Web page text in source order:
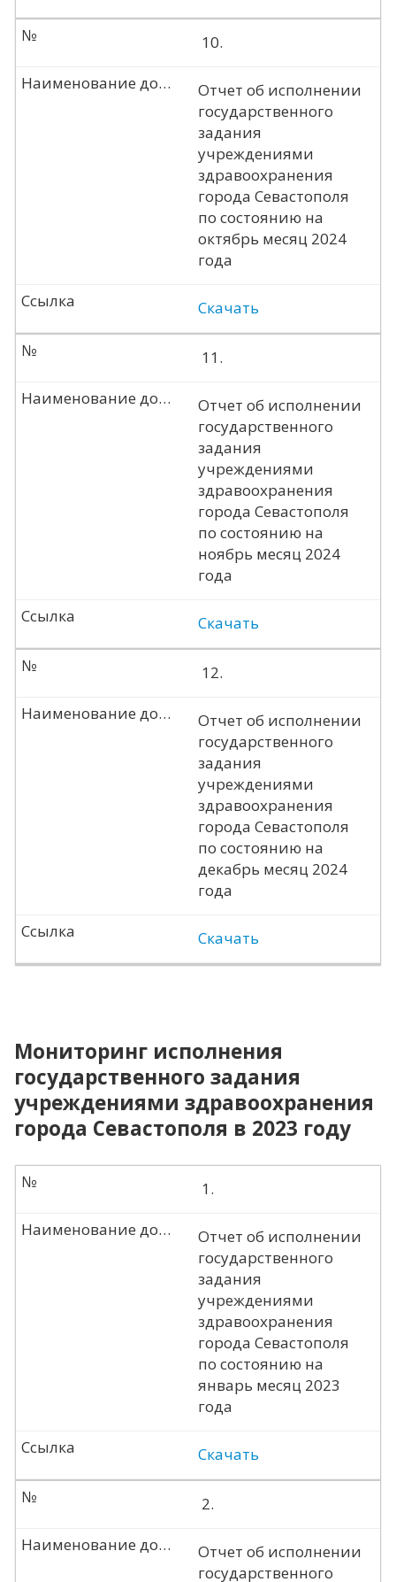
10.
№
Отчет об исполнении
государственного
задания
учреждениями
здравоохранения
города Севастополя
по состоянию на
октябрь месяц 2024
года
Наименование документа
Скачать
Ссылка
11.
№
Отчет об исполнении
государственного
задания
учреждениями
здравоохранения
города Севастополя
по состоянию на
ноябрь месяц 2024
года
Наименование документа
Скачать
Ссылка
12.
№
Отчет об исполнении
государственного
задания
учреждениями
здравоохранения
города Севастополя
по состоянию на
декабрь месяц 2024
года
Наименование документа
Скачать
Ссылка
Мониторинг исполнения
государственного задания
учреждениями здравоохранения
города Севастополя в 2023 году
1.
№
Отчет об исполнении
государственного
задания
учреждениями
здравоохранения
города Севастополя
по состоянию на
январь месяц 2023
года
Наименование документа
Скачать
Ссылка
2.
№
Отчет об исполнении
государственного
Наименование документа